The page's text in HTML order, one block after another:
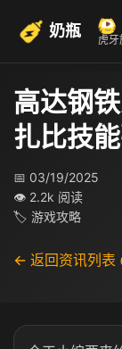
奶瓶 虎牙
高达钢
扎比技
📅 03/19/2025
👁 2.2k 阅读
🏷 游戏攻略
← 返回资讯列表